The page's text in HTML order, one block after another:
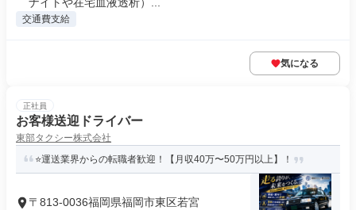
交通費支給
気になる
正社員
お客様送迎ドライバー
東部タクシー株式会社
⭐運送業界からの転職者歓迎！【月収40万〜50万円以上】！
〒813-0036福岡県福岡市東区若宮